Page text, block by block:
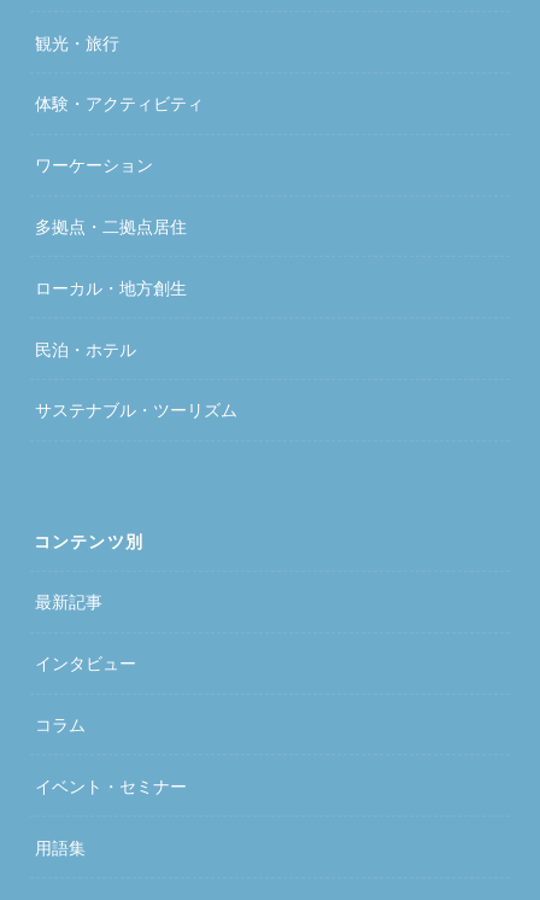
観光・旅行
体験・アクティビティ
ワーケーション
多拠点・二拠点居住
ローカル・地方創生
民泊・ホテル
サステナブル・ツーリズム
コンテンツ別
最新記事
インタビュー
コラム
イベント・セミナー
用語集